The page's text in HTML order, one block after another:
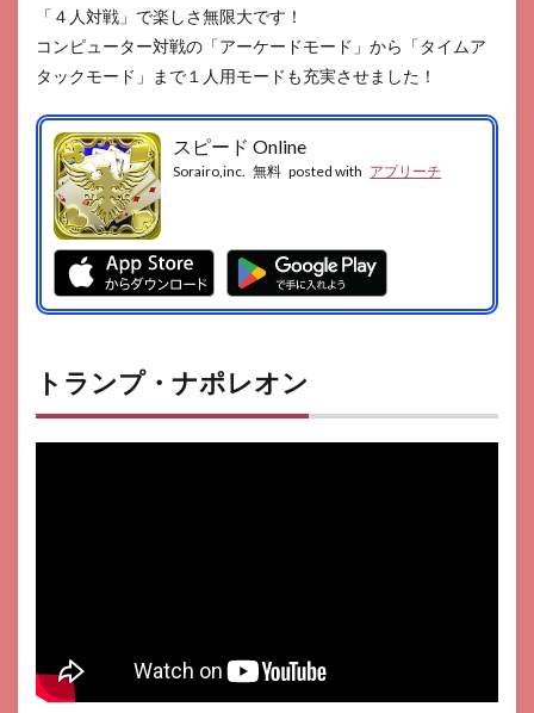
「４人対戦」で楽しさ無限大です！
コンピューター対戦の「アーケードモード」から「タイムア
タックモード」まで１人用モードも充実させました！
スピード Online
Sorairo,inc. 無料 posted with アプリーチ
トランプ・ナポレオン